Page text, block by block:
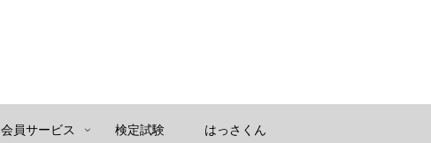
会員サービス 検定試験 はっさくん